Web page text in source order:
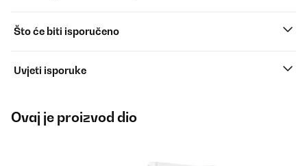
Što će biti isporučeno
Uvjeti isporuke
Ovaj je proizvod dio